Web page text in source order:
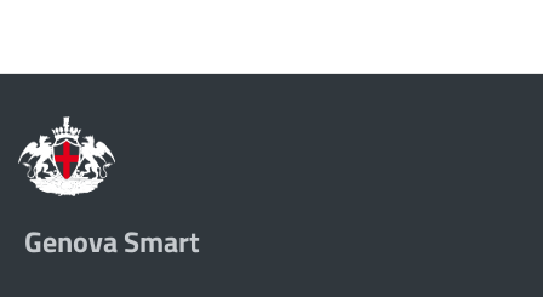
Genova Smart